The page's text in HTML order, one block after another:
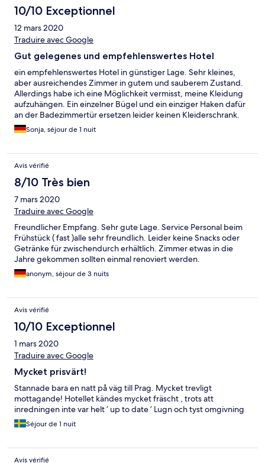
10/10 Exceptionnel
12 mars 2020
Traduire avec Google
Gut gelegenes und empfehlenswertes Hotel
ein empfehlenswertes Hotel in günstiger Lage. Sehr kleines,
aber ausreichendes Zimmer in gutem und sauberem Zustand.
Allerdings habe ich eine Möglichkeit vermisst, meine Kleidung
aufzuhängen. Ein einzelner Bügel und ein einziger Haken dafür
an der Badezimmertür ersetzen leider keinen Kleiderschrank.
Gut, dass ich nur zwei Übernachtungen gebucht hatte.
Ansonsten nettes und hilfsbereites Personal und auch ein gutes
der Nähe kann man nett essen und drei Straßenbahnlinien ins
Zentrum sind ebenfalls gut erreichbar!
Sonja, séjour de 1 nuit
Avis vérifié
8/10 Très bien
7 mars 2020
Traduire avec Google
Freundlicher Empfang. Sehr gute Lage. Service Personal beim
Frühstück ( fast )alle sehr freundlich. Leider keine Snacks oder
Getränke für zwischendurch erhältlich. Zimmer etwas in die
Jahre gekommen sollten einmal renoviert werden.
anonym, séjour de 3 nuits
Avis vérifié
10/10 Exceptionnel
1 mars 2020
Traduire avec Google
Mycket prisvärt!
Stannade bara en natt på väg till Prag. Mycket trevligt
mottagande! Hotellet kändes mycket fräscht , trots att
inredningen inte var helt ’ up to date ’ Lugn och tyst omgivning
Séjour de 1 nuit
Avis vérifié